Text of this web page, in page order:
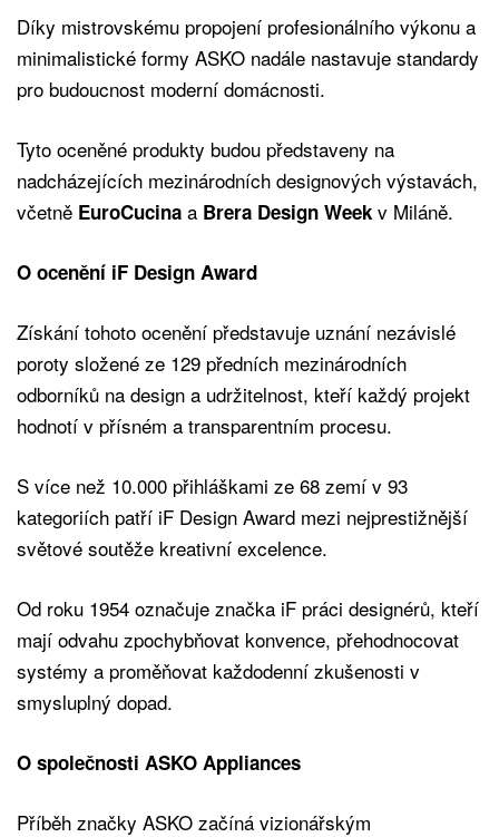
Díky mistrovskému propojení profesionálního výkonu a
minimalistické formy ASKO nadále nastavuje standardy
pro budoucnost moderní domácnosti.
Tyto oceněné produkty budou představeny na
nadcházejících mezinárodních designových výstavách,
včetně EuroCucina a Brera Design Week v Miláně.
O ocenění iF Design Award
Získání tohoto ocenění představuje uznání nezávislé
poroty složené ze 129 předních mezinárodních
odborníků na design a udržitelnost, kteří každý projekt
hodnotí v přísném a transparentním procesu.
S více než 10.000 přihláškami ze 68 zemí v 93
kategoriích patří iF Design Award mezi nejprestižnější
světové soutěže kreativní excelence.
Od roku 1954 označuje značka iF práci designérů, kteří
mají odvahu zpochybňovat konvence, přehodnocovat
systémy a proměňovat každodenní zkušenosti v
smysluplný dopad.
O společnosti ASKO Appliances
Příběh značky ASKO začíná vizionářským